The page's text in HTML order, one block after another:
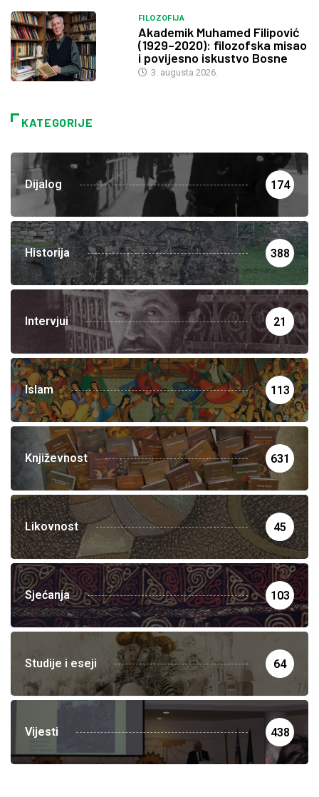
FILOZOFIJA
Akademik Muhamed Filipović
(1929–2020): filozofska misao
i povijesno iskustvo Bosne
3. augusta 2026.
KATEGORIJE
Dijalog 174
Historija 388
Intervjui 21
Islam 113
Književnost 631
Likovnost 45
Sjećanja 103
Studije i eseji 64
Vijesti 438